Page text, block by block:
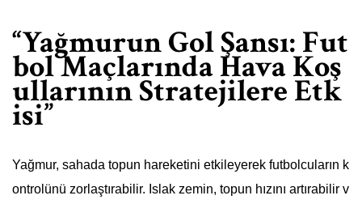
“Yağmurun Gol Şansı: Fut
bol Maçlarında Hava Koş
ullarının Stratejilere Etk
isi”
Yağmur, sahada topun hareketini etkileyerek futbolcuların k
ontrolünü zorlaştırabilir. Islak zemin, topun hızını artırabilir v